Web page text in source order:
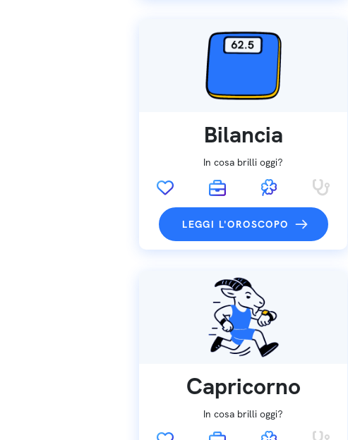
Bilancia
In cosa brilli oggi?
LEGGI L'OROSCOPO
Capricorno
In cosa brilli oggi?